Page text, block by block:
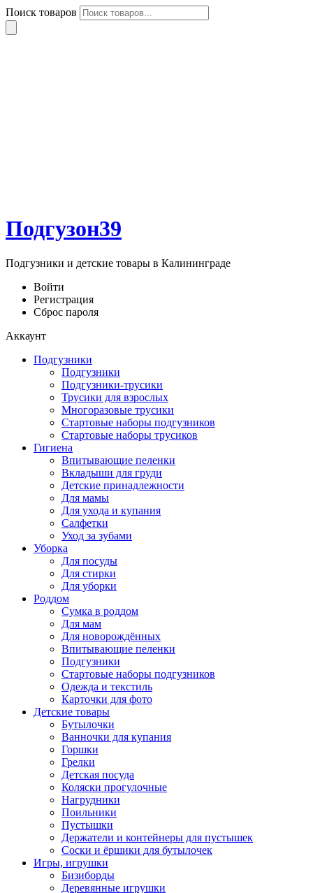
Поиск товаров
Подгузон39
Подгузники и детские товары в Калининграде
Войти
Регистрация
Сброс пароля
Аккаунт
Подгузники
Подгузники
Подгузники-трусики
Трусики для взрослых
Многоразовые трусики
Стартовые наборы подгузников
Стартовые наборы трусиков
Гигиена
Впитывающие пеленки
Вкладыши для груди
Детские принадлежности
Для мамы
Для ухода и купания
Салфетки
Уход за зубами
Уборка
Для посуды
Для стирки
Для уборки
Роддом
Сумка в роддом
Для мам
Для новорождённых
Впитывающие пеленки
Подгузники
Стартовые наборы подгузников
Одежда и текстиль
Карточки для фото
Детские товары
Бутылочки
Ванночки для купания
Горшки
Грелки
Детская посуда
Коляски прогулочные
Нагрудники
Поильники
Пустышки
Держатели и контейнеры для пустышек
Соски и ёршики для бутылочек
Игры, игрушки
Бизиборды
Деревянные игрушки